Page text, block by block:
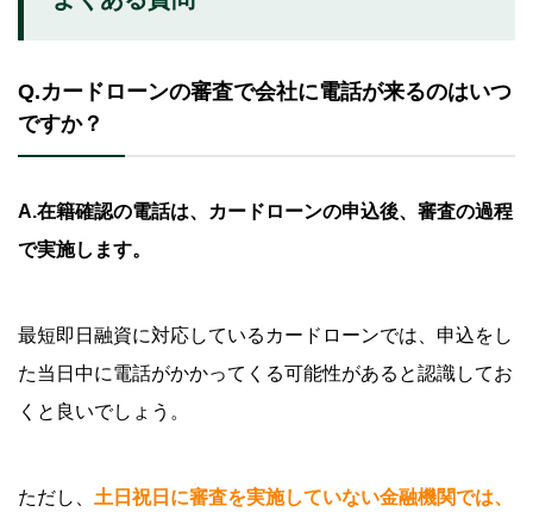
Q.カードローンの審査で会社に電話が来るのはいつ
ですか？
A.在籍確認の電話は、カードローンの申込後、審査の過程
で実施します。
最短即日融資に対応しているカードローンでは、申込をし
た当日中に電話がかかってくる可能性があると認識してお
くと良いでしょう。
ただし、 土日祝日に審査を実施していない金融機関では、